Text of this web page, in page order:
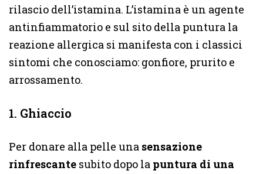
rilascio dell’istamina. L’istamina è un agente
antinfiammatorio e sul sito della puntura la
reazione allergica si manifesta con i classici
sintomi che conosciamo: gonfiore, prurito e
arrossamento.
1. Ghiaccio
Per donare alla pelle una sensazione
rinfrescante subito dopo la puntura di una